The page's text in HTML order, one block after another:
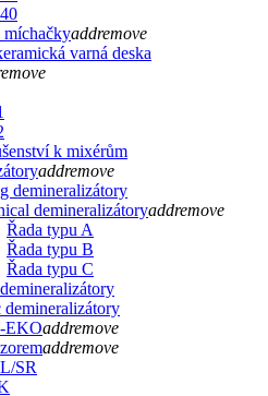
míchačkyaddremove
varná deska
k mixérům
addremove
demineralizátory
demineralizátoryaddremove
Řada typu A
Řada typu B
Řada typu C
demineralizátory
EKOaddremove
addremove
SR